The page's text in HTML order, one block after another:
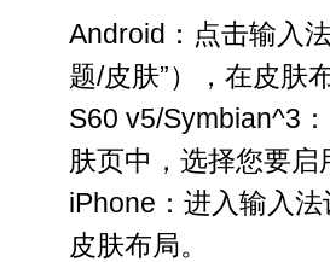
Android：点击输入
题/皮肤”），在皮肤
S60 v5/Symbian^3
肤页中，选择您要
iPhone：进入输入
皮肤布局。